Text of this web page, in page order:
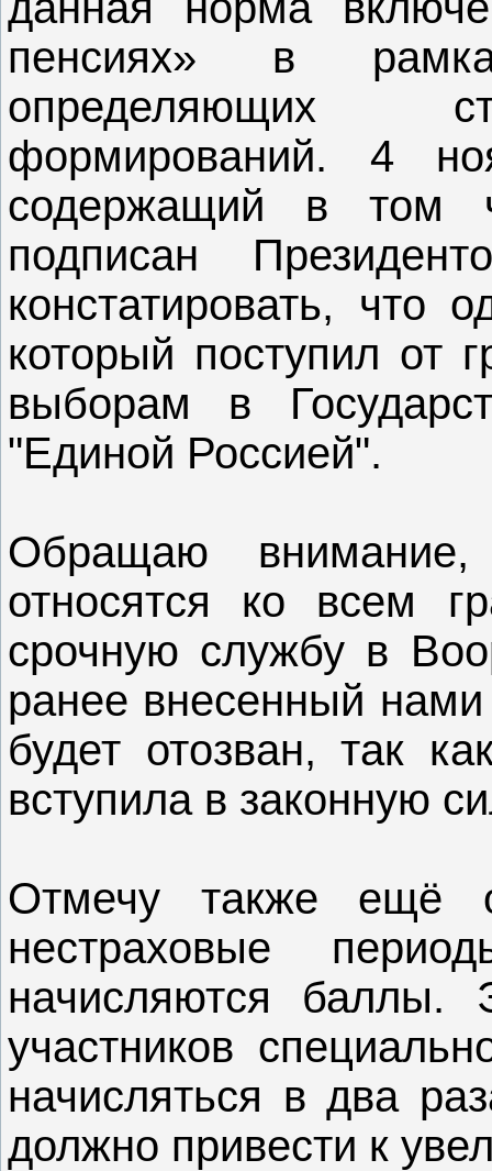
пенсиях» в
определяющих
формирований. 4
содержащий в том
подписан
констатировать, что
который поступил от
выборам в
"Единой Россией".
Обращаю
относятся ко всем
срочную службу в
ранее внесенный
будет отозван, так
вступила в законную
Отмечу также ещё
нестраховые
начисляются
участников
начисляться в два
должно привести к